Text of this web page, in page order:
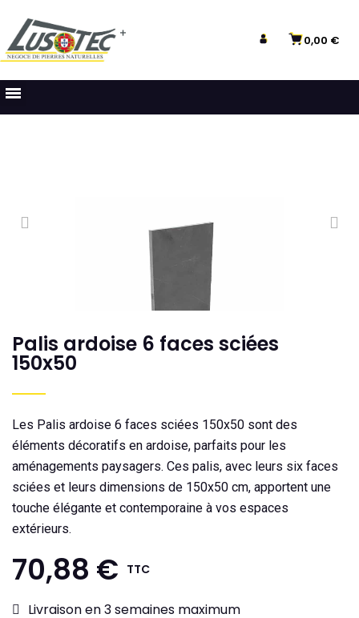
0,00 €
Palis ardoise 6 faces sciées
150x50
Les Palis ardoise 6 faces sciées 150x50 sont des
éléments décoratifs en ardoise, parfaits pour les
aménagements paysagers. Ces palis, avec leurs six faces
sciées et leurs dimensions de 150x50 cm, apportent une
touche élégante et contemporaine à vos espaces
extérieurs.
70,88 € TTC
Livraison en 3 semaines maximum